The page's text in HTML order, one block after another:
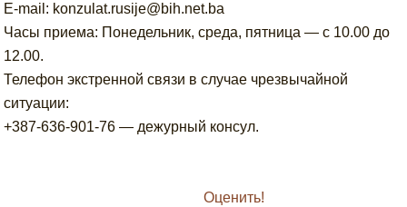
E-mail: konzulat.rusije@bih.net.ba
Часы приема: Понедельник, среда, пятница — с 10.00 до
12.00.
Телефон экстренной связи в случае чрезвычайной
ситуации:
+387-636-901-76 — дежурный консул.
Оценить!